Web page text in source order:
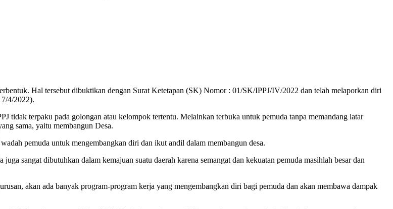
Hal tersebut dibuktikan dengan Surat Ketetapan (SK) Nomor : 01/SK/IPPJ/IV/2022 dan telah melaporkan diri
4/2022).
tidak terpaku pada golongan atau kelompok tertentu. Melainkan terbuka untuk pemuda tanpa memandang latar
sama, yaitu membangun Desa.
pemuda untuk mengembangkan diri dan ikut andil dalam membangun desa.
sangat dibutuhkan dalam kemajuan suatu daerah karena semangat dan kekuatan pemuda masihlah besar dan
akan ada banyak program-program kerja yang mengembangkan diri bagi pemuda dan akan membawa dampak